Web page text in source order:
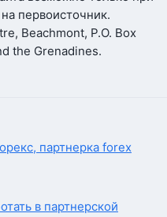
первоисточник.
Beachmont, P.O. Box
the Grenadines.
партнерка forex
в партнерской